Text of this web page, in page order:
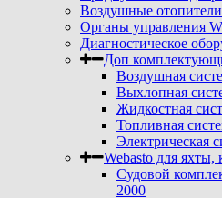
Воздушные
Органы управления
Диагностическое
Доп
Воздушная
Выхлопная
Жидкостная
Топливная
Электрическая
Webasto для яхты,
Судовой
2000